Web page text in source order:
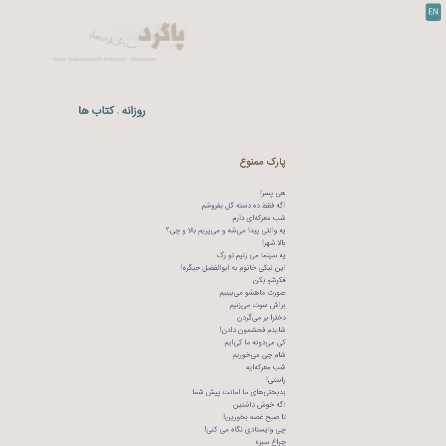
EN
روزانه . کتاب ها
پارک ممنوع
هی پسر!
اگه فقط ده دسته گل بفروشم
شب معرکه‌ای دارم
یه وانتی پیدا می‌شه و می‌پریم بالا و چی؟
بالا شهر!
یه سینما می زنیم تو رگ
این نیکی خانوم به ابوالفضل جیگره!
فکرشو بکن
صورت ماهشو می‌بینیم
براش سوت می‌زنیم
دخترا بر می‌گردن
شایدم فحشمون دادن!
کی می‌دونه ما کی‌ایم
شام چی می‌خوریم
شب معرکه‌ایه
راستی!
بدبختی‌های ما امانت پیش شما
اگه خوش داشتین
تا صبح غصه بخورین!
چی وایستادی نگاه می کنی!
چراغ سبزه